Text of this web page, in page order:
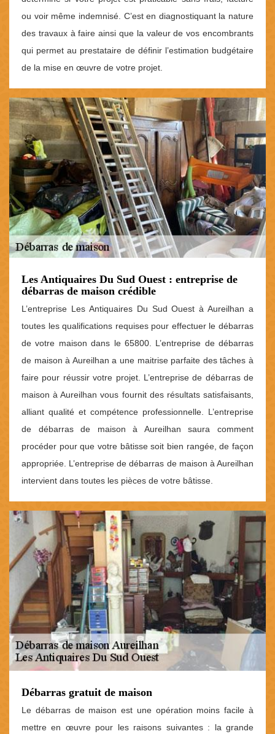
ou voir même indemnisé. C’est en diagnostiquant la nature
des travaux à faire ainsi que la valeur de vos encombrants
qui permet au prestataire de définir l’estimation budgétaire
de la mise en œuvre de votre projet.
Les Antiquaires Du Sud Ouest : entreprise de
débarras de maison crédible
L’entreprise Les Antiquaires Du Sud Ouest à Aureilhan a
toutes les qualifications requises pour effectuer le débarras
de votre maison dans le 65800. L’entreprise de débarras
de maison à Aureilhan a une maitrise parfaite des tâches à
faire pour réussir votre projet. L’entreprise de débarras de
maison à Aureilhan vous fournit des résultats satisfaisants,
alliant qualité et compétence professionnelle. L’entreprise
de débarras de maison à Aureilhan saura comment
procéder pour que votre bâtisse soit bien rangée, de façon
appropriée. L’entreprise de débarras de maison à Aureilhan
intervient dans toutes les pièces de votre bâtisse.
Débarras gratuit de maison
Le débarras de maison est une opération moins facile à
mettre en œuvre pour les raisons suivantes : la grande